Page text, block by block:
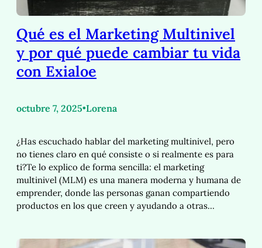
Qué es el Marketing Multinivel
y por qué puede cambiar tu vida
con Exialoe
octubre 7, 2025•Lorena
¿Has escuchado hablar del marketing multinivel, pero
no tienes claro en qué consiste o si realmente es para
ti?Te lo explico de forma sencilla: el marketing
multinivel (MLM) es una manera moderna y humana de
emprender, donde las personas ganan compartiendo
productos en los que creen y ayudando a otras…